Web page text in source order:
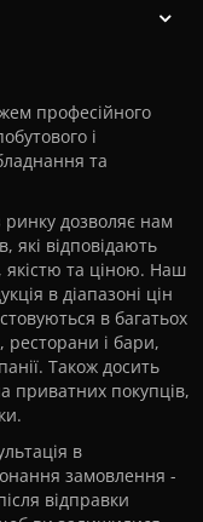
професійного
і
та
ринку дозволяє нам
які відповідають
якістю та ціною. Наш
в діапазоні цін
в багатьох
ресторани і бари,
Також досить
приватних покупців,
в
замовлення -
відправки